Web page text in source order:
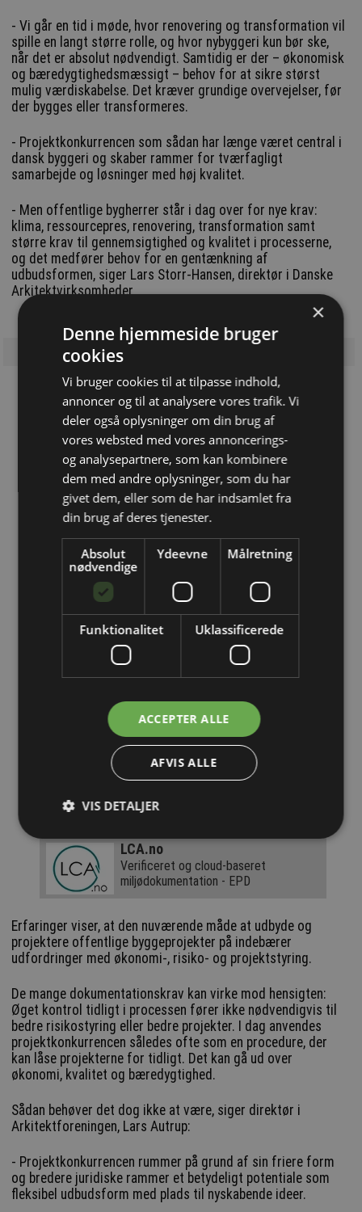
- Vi går en tid i møde, hvor renovering og transformation vil
spille en langt større rolle, og hvor nybyggeri kun bør ske,
når det er absolut nødvendigt. Samtidig er der – økonomisk
og bæredygtighedsmæssigt – behov for at sikre størst
mulig værdiskabelse. Det kræver grundige overvejelser, før
der bygges eller transformeres.
- Projektkonkurrencen som sådan har længe været central i
dansk byggeri og skaber rammer for tværfagligt
samarbejde og løsninger med høj kvalitet.
- Men offentlige bygherrer står i dag over for nye krav:
klima, ressourcepres, renovering, transformation samt
større krav til gennemsigtighed og kvalitet i processerne,
og det medfører behov for en gentænkning af
udbudsformen, siger Lars Storr-Hansen, direktør i Danske
Arkitektvirksomheder.
Løsninger du kan bruge!
VinduesPladsen
Vinduer, døre, trapper og kviste
Lind & Risør
Fra Typehus til Drømme Villa
Magasinet Gulv
Læs marts 2026 udgaven her
Volkswagen Skandinavisk Motor
Vi forstår vigtigheden af en bil, du kan
ERS Rengøring
Tilbyder ByggepladsService og
HåndværkerRengøring
DAFA
Stærkt sortiment til tætning,
dæmpning og beskyttelse
LCA.no
Verificeret og cloud-baseret
miljødokumentation - EPD
Erfaringer viser, at den nuværende måde at udbyde og
projektere offentlige byggeprojekter på indebærer
udfordringer med økonomi-, risiko- og projektstyring.
De mange dokumentationskrav kan virke mod hensigten:
Øget kontrol tidligt i processen fører ikke nødvendigvis til
bedre risikostyring eller bedre projekter. I dag anvendes
projektkonkurrencen således ofte som en procedure, der
kan låse projekterne for tidligt. Det kan gå ud over
økonomi, kvalitet og bæredygtighed.
Sådan behøver det dog ikke at være, siger direktør i
Arkitektforeningen, Lars Autrup:
- Projektkonkurrencen rummer på grund af sin friere form
og bredere juridiske rammer et betydeligt potentiale som
fleksibel udbudsform med plads til nyskabende ideer.
×
Denne hjemmeside bruger
cookies
Vi bruger cookies til at tilpasse indhold,
annoncer og til at analysere vores trafik. Vi
deler også oplysninger om din brug af
vores websted med vores annoncerings-
og analysepartnere, som kan kombinere
dem med andre oplysninger, som du har
givet dem, eller som de har indsamlet fra
din brug af deres tjenester.
Absolut
nødvendige
Ydeevne Målretning
Funktionalitet Uklassificerede
ACCEPTER ALLE
AFVIS ALLE
VIS DETALJER